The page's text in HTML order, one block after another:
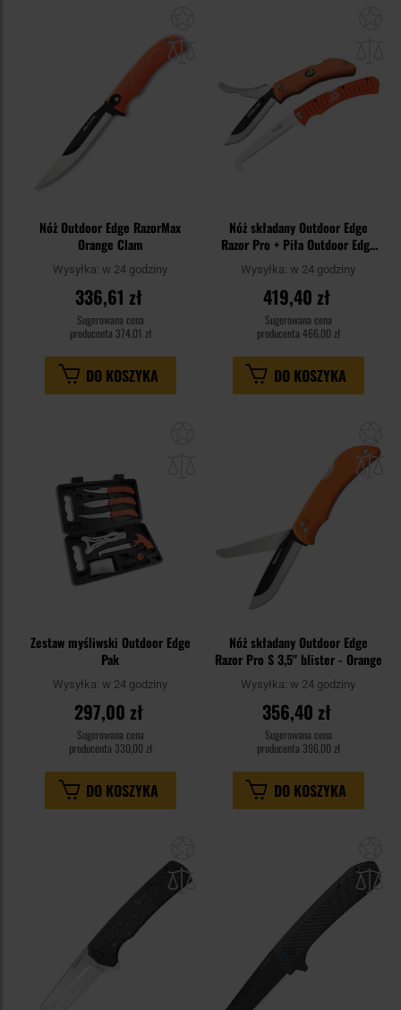
Nóż Outdoor Edge RazorMax
Orange Clam
Wysyłka: w 24 godziny
336,61 zł
Sugerowana cena
producenta 374,01 zł
DO KOSZYKA
Nóż składany Outdoor Edge
Razor Pro + Piła Outdoor Edge
Combo blister - zestaw
Wysyłka: w 24 godziny
419,40 zł
Sugerowana cena
producenta 466,00 zł
DO KOSZYKA
Zestaw myśliwski Outdoor Edge
Pak
Wysyłka: w 24 godziny
297,00 zł
Sugerowana cena
producenta 330,00 zł
DO KOSZYKA
Nóż składany Outdoor Edge
Razor Pro S 3,5" blister - Orange
Wysyłka: w 24 godziny
356,40 zł
Sugerowana cena
producenta 396,00 zł
DO KOSZYKA